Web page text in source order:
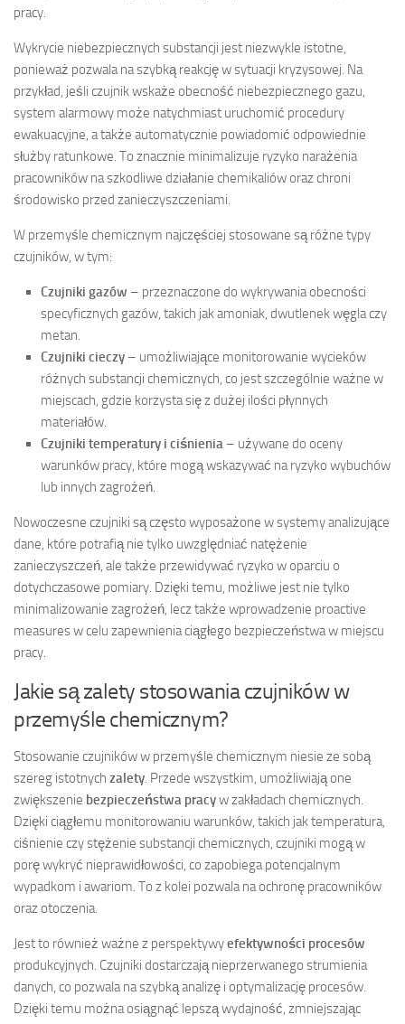
pracy.
Wykrycie niebezpiecznych substancji jest niezwykle istotne,
ponieważ pozwala na szybką reakcję w sytuacji kryzysowej. Na
przykład, jeśli czujnik wskaże obecność niebezpiecznego gazu,
system alarmowy może natychmiast uruchomić procedury
ewakuacyjne, a także automatycznie powiadomić odpowiednie
służby ratunkowe. To znacznie minimalizuje ryzyko narażenia
pracowników na szkodliwe działanie chemikaliów oraz chroni
środowisko przed zanieczyszczeniami.
W przemyśle chemicznym najczęściej stosowane są różne typy
czujników, w tym:
Czujniki gazów – przeznaczone do wykrywania obecności
specyficznych gazów, takich jak amoniak, dwutlenek węgla czy
metan.
Czujniki cieczy – umożliwiające monitorowanie wycieków
różnych substancji chemicznych, co jest szczególnie ważne w
miejscach, gdzie korzysta się z dużej ilości płynnych
materiałów.
Czujniki temperatury i ciśnienia – używane do oceny
warunków pracy, które mogą wskazywać na ryzyko wybuchów
lub innych zagrożeń.
Nowoczesne czujniki są często wyposażone w systemy analizujące
dane, które potrafią nie tylko uwzględniać natężenie
zanieczyszczeń, ale także przewidywać ryzyko w oparciu o
dotychczasowe pomiary. Dzięki temu, możliwe jest nie tylko
minimalizowanie zagrożeń, lecz także wprowadzenie proactive
measures w celu zapewnienia ciągłego bezpieczeństwa w miejscu
pracy.
Jakie są zalety stosowania czujników w
przemyśle chemicznym?
Stosowanie czujników w przemyśle chemicznym niesie ze sobą
szereg istotnych zalety. Przede wszystkim, umożliwiają one
zwiększenie bezpieczeństwa pracyw zakładach chemicznych.
Dzięki ciągłemu monitorowaniu warunków, takich jak temperatura,
ciśnienie czy stężenie substancji chemicznych, czujniki mogą w
porę wykryć nieprawidłowości, co zapobiega potencjalnym
wypadkom i awariom. To z kolei pozwala na ochronę pracowników
oraz otoczenia.
Jest to również ważne z perspektywyefektywności procesów
produkcyjnych. Czujniki dostarczają nieprzerwanego strumienia
danych, co pozwala na szybką analizę i optymalizację procesów.
Dzięki temu można osiągnąć lepszą wydajność, zmniejszając